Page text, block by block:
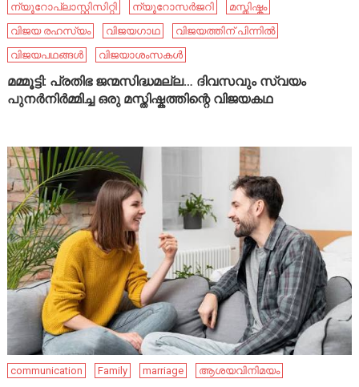
ന്യൂറോപ്ലാസ്റ്റിസിറ്റി
ന്യൂറോസർജറി
മസ്തിഷ്കം
വിജയ രഹസ്യം
വിജയഗാഥ
വിജയത്തിന് പിന്നിൽ
വിജയപഥങ്ങൾ
വിജയാശംസകൾ
മമ്മൂട്ടി: പ്രതിഭ ജന്മസിദ്ധമല്ല… ദിവസവും സ്വയം
പുനർനിർമ്മിച്ച ഒരു മസ്തിഷ്കത്തിന്റെ വിജയകഥ
communication Family marriage
ആശയവിനിമയം